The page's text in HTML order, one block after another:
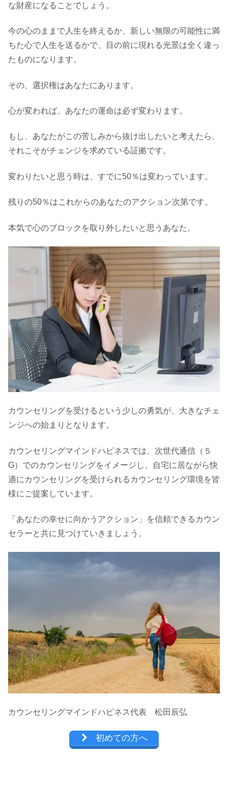
な財産になることでしょう。
今の心のままで人生を終えるか、新しい無限の可能性に満
ちた心で人生を送るかで、目の前に現れる光景は全く違っ
たものになります。
その、選択権はあなたにあります。
心が変われば、あなたの運命は必ず変わります。
もし、あなたがこの苦しみから抜け出したいと考えたら、
それこそがチェンジを求めている証拠です。
変わりたいと思う時は、すでに50％は変わっています。
残りの50％はこれからのあなたのアクション次第です。
本気で心のブロックを取り外したいと思うあなた。
カウンセリングを受けるという少しの勇気が、大きなチェ
ンジへの始まりとなります。
カウンセリングマインドハピネスでは、次世代通信（５
G）でのカウンセリングをイメージし、自宅に居ながら快
適にカウンセリングを受けられるカウンセリング環境を皆
様にご提案しています。
「あなたの幸せに向かうアクション」を信頼できるカウン
セラーと共に見つけていきましょう。
カウンセリングマインドハピネス代表 松田辰弘
初めての方へ